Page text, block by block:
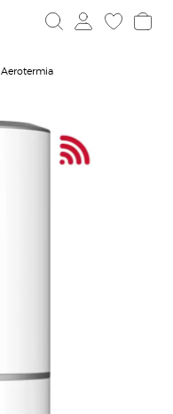
Aerotermia